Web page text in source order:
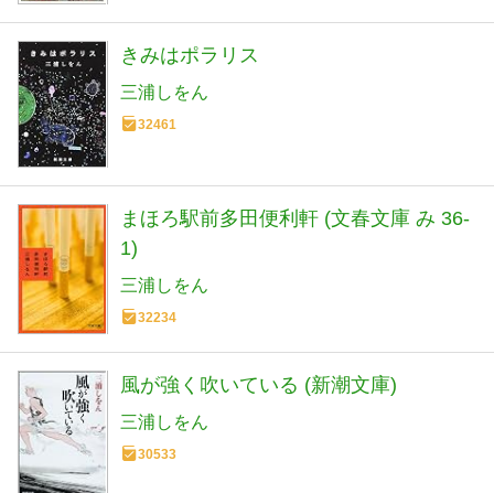
きみはポラリス
三浦しをん
32461
まほろ駅前多田便利軒 (文春文庫 み 36-
1)
三浦しをん
32234
風が強く吹いている (新潮文庫)
三浦しをん
30533